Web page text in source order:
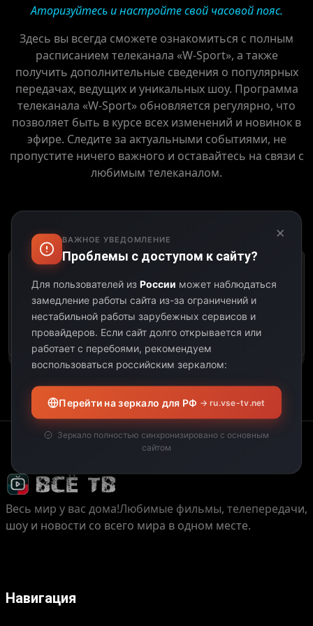
Аторизуйтесь и настройте свой часовой пояс.
Здесь вы всегда сможете ознакомиться с полным
расписанием телеканала «W-Sport», а также
получить дополнительные сведения о популярных
передачах, ведущих и уникальных шоу. Программа
телеканала «W-Sport» обновляется регулярно, что
позволяет быть в курсе всех изменений и новинок в
эфире. Следите за актуальными событиями, не
пропустите ничего важного и оставайтесь на связи с
любимым телеканалом.
телеканал не
предоставил свою
программу передач на
выбранную дату.
Весь мир у вас дома!Любимые фильмы, телепередачи,
шоу и новости со всего мира в одном месте.
Навигация
×
ВАЖНОЕ УВЕДОМЛЕНИЕ
Проблемы с доступом к сайту?
Для пользователей из России может наблюдаться
замедление работы сайта из-за ограничений и
нестабильной работы зарубежных сервисов и
провайдеров. Если сайт долго открывается или
работает с перебоями, рекомендуем
воспользоваться российским зеркалом:
Перейти на зеркало для РФ → ru.vse-tv.net
Зеркало полностью синхронизировано с основным
сайтом